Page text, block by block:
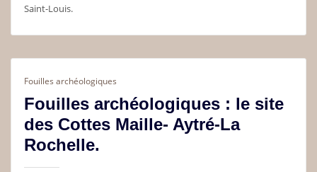
Saint-Louis.
Fouilles archéologiques
Fouilles archéologiques : le site
des Cottes Maille- Aytré-La
Rochelle.